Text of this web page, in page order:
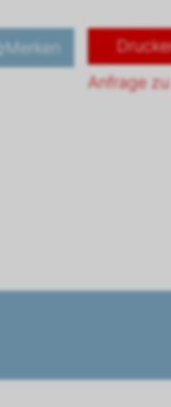
Merken
Anfrage